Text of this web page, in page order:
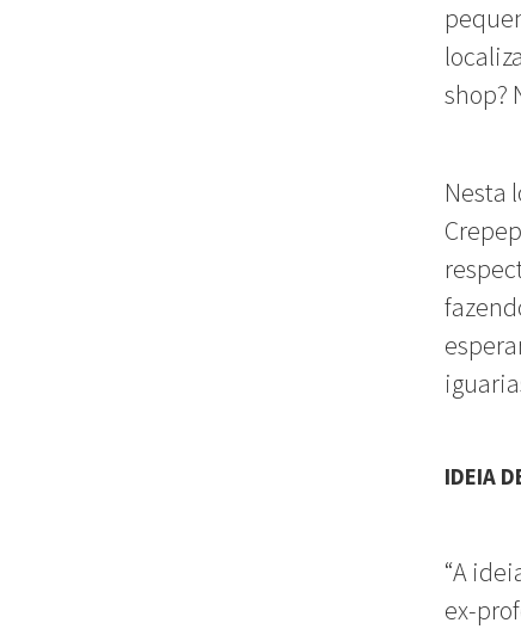
shop?
Nesta
IDEIA
“A
ex-